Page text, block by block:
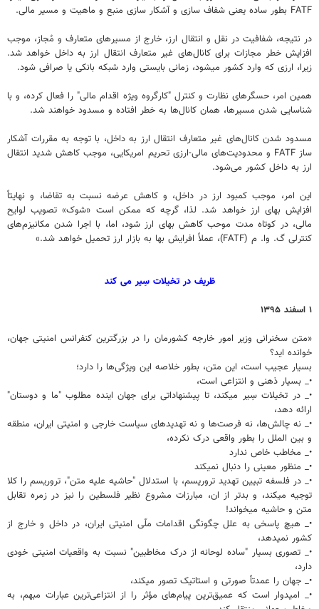
FATF بطور ساده یعنی شفاف سازی و آشکار سازی منبع و ماهیت و مسیر مالی.
در نتیجه، شفافیت در نقل و انتقال ارز، خارج از مسیرهای متعارف و مُجاز، موجب
افزایش خطر مجازات برای کانال‌های غیر متعارف انتقال ارز به داخل خواهد شد.
زیرا، ارزی که وارد کشور میشود، زمانی بایستی وارد شبکه بانکی یا صرافی شود.
همین امر، حسگرهای نظارت و کنترل "کارگروه ویژه اقدام مالی" را فعال کرده، و با
شناسایی شدن مسیرها، همان کانال‌ها به خطر افتاده و مسدود خواهند شد.
مسدود شدن کانال‌های غیر متعارف انتقال ارز به داخل، با توجه به مقررات آشکار
ساز FATF و محدودیت‌های مالی-ارزی تحریم امریکایی، موجب کاهش شدید انتقال
ارز به داخل کشور می‌شود.
این امر، موجب کمبود ارز در داخل، و کاهش عرضه نسبت به تقاضا، و نهایتاً
افزایش بهای ارز خواهد شد. لذا، گرچه که ممکن است «شوک» تصویب لوایح
مالی، در کوتاه مدت موحب کاهش بهای ارز شود، اما، با اجرا شدن مکانیزم‌های
کنترلی گ. وا. م (FATF)، عملاً افرایش بها به بازار ارز تحمیل خواهد شد.»
ظریف در تخیلات سِیر می کند
۱ اسفند ۱۳۹۵
«متن سخنرانی وزیر امور خارجه کشورمان را در بزرگترین کنفرانس امنیتی جهان،
خوانده اید؟
بسیار عجیب است، این متن، بطور خلاصه این ویژگی‌ها را دارد؛
•_ بسیار ذهنی و انتزاعی است،
•_ در تخیلات سِیر میکند، تا پیشنهاداتی برای جهان اینده مطلوب "ما و دوستان"
ارائه دهد،
•_ نه چالش‌ها، نه فرصت‌ها و نه تهدیدهای سیاست خارجی و امنیتی ایران، منطقه
و بین الملل را بطور واقعی درک نکرده،
•_ مخاطب خاص ندارد
•_ منظور معینی را دنبال نمیکند
•_ در فلسفه تبیین تهدید تروریسم، با استدلال "حاشیه علیه متن"، تروریسم را کلا
توجیه میکند، و بدتر از ان، مبارزات مشروع نظیر فلسطین را نیز در زمره تقابل
متن و حاشیه میخواند!
•_ هیچ پاسخی به علل چگونگی اقدامات ملّی امنیتی ایران، در داخل و خارج از
کشور نمیدهد،
•_ تصوری بسیار "ساده لوحانه از درک مخاطبین" نسبت به واقعیات امنیتی خودی
دارد،
•_ جهان را عمدتاً صورتی و استاتیک تصور میکند،
•_ امیدوار است که عمیق‌ترین پیام‌های مؤثر را از انتزاعی‌ترین عبارات مبهم، به